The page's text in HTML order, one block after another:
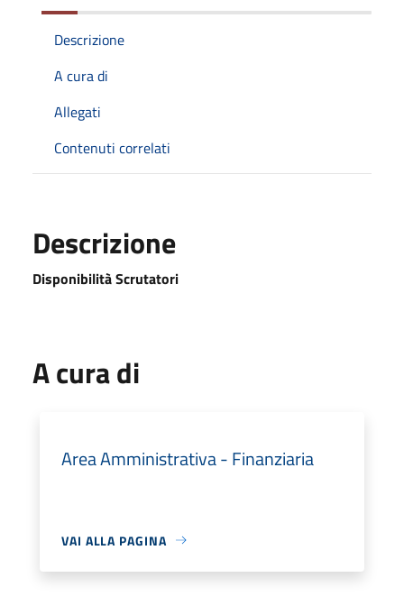
Descrizione
A cura di
Allegati
Contenuti correlati
Descrizione
Disponibilità Scrutatori
A cura di
Area Amministrativa - Finanziaria
VAI ALLA PAGINA